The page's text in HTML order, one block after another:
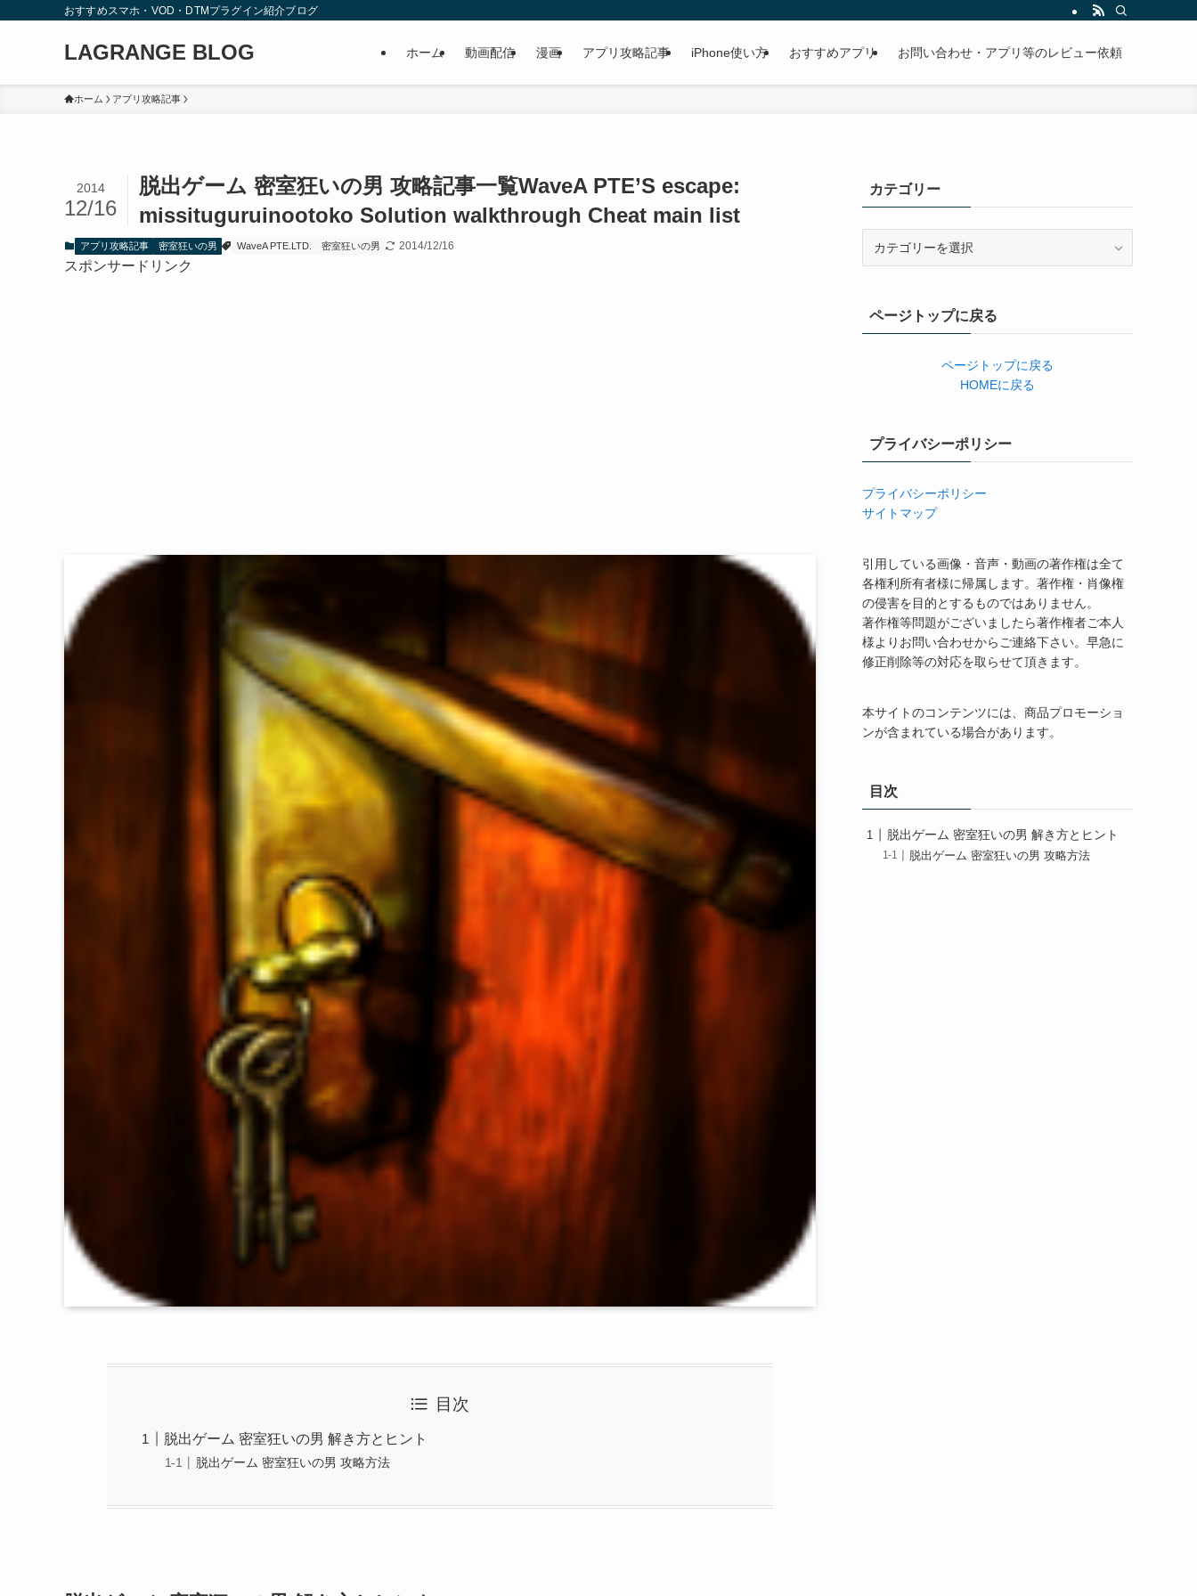
おすすめスマホ・VOD・DTMプラグイン紹介ブログ
LAGRANGE BLOG ホーム 動画配信 漫画 アプリ攻略記事 iPhone使い方 おすすめアプリ お問い合わせ・アプリ等のレビュー依頼
ホーム アプリ攻略記事
脱出ゲーム 密室狂いの男 攻略記事一覧WaveA PTE’S escape:
missituguruinootoko Solution walkthrough Cheat main list
2014
12/16
アプリ攻略記事 密室狂いの男 WaveA PTE.LTD. 密室狂いの男 2014/12/16
スポンサードリンク
目次
脱出ゲーム 密室狂いの男 解き方とヒント
脱出ゲーム 密室狂いの男 攻略方法
カテゴリー
ーページトップに戻る
ページトップに戻る
HOMEに戻る
プライバシーポリシー
プライバシーポリシー
サイトマップ
引用している画像・音声・動画の著作権は全て
各権利所有者様に帰属します。著作権・肖像権
の侵害を目的とするものではありません。
著作権等問題がございましたら著作権者ご本人
様よりお問い合わせからご連絡下さい。早急に
修正削除等の対応を取らせて頂きます。
本サイトのコンテンツには、商品プロモーショ
ンが含まれている場合があります。
目次
脱出ゲーム 密室狂いの男 解き方とヒント
脱出ゲーム 密室狂いの男 攻略方法